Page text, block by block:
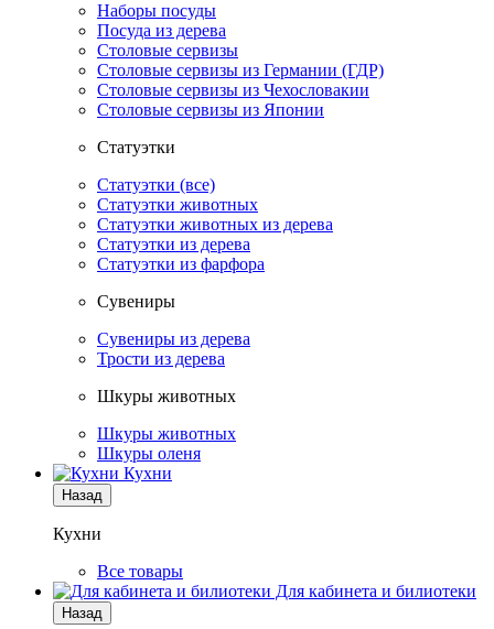
Наборы посуды
Посуда из дерева
Столовые сервизы
Столовые сервизы из Германии (ГДР)
Столовые сервизы из Чехословакии
Столовые сервизы из Японии
Статуэтки
Статуэтки (все)
Статуэтки животных
Статуэтки животных из дерева
Статуэтки из дерева
Статуэтки из фарфора
Сувениры
Сувениры из дерева
Трости из дерева
Шкуры животных
Шкуры животных
Шкуры оленя
Кухни
Назад
Кухни
Все товары
Для кабинета и билиотеки
Назад